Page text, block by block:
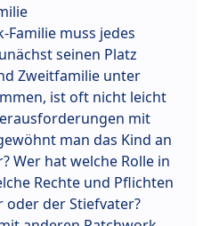
muss jedes
seinen Platz
Zweitfamilie unter
ist oft nicht leicht
mit
man das Kind an
Wer hat welche Rolle in
Rechte und Pflichten
der Stiefvater?